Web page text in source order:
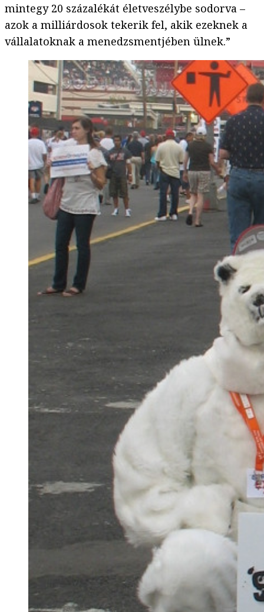
mintegy 20 százalékát életveszélybe sodorva –
azok a milliárdosok tekerik fel, akik ezeknek a
vállalatoknak a menedzsmentjében ülnek.”